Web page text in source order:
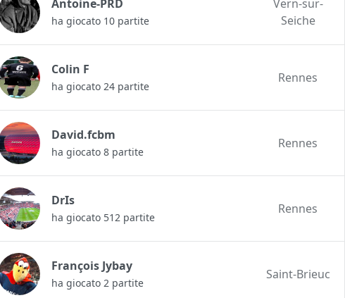
Antoine-PRD
ha giocato 10 partite
Vern-sur-
Seiche
Colin F
ha giocato 24 partite
Rennes
David.fcbm
ha giocato 8 partite
Rennes
DrIs
ha giocato 512 partite
Rennes
François Jybay
ha giocato 2 partite
Saint-Brieuc